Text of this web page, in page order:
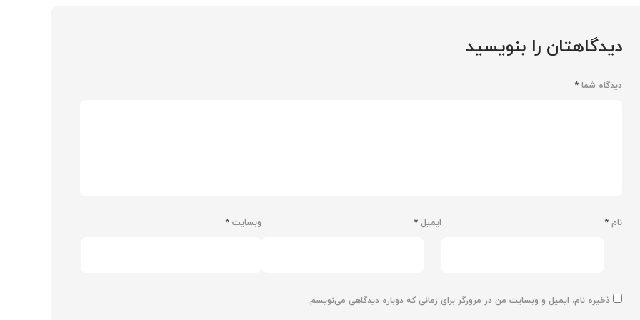
دیدگاهتان را بنویسید
دیدگاه شما *
نام * ایمیل * وبسایت*
ذخیره نام، ایمیل و وبسایت من در مرورگر برای زمانی که دوباره دیدگاهی می‌نویسم.